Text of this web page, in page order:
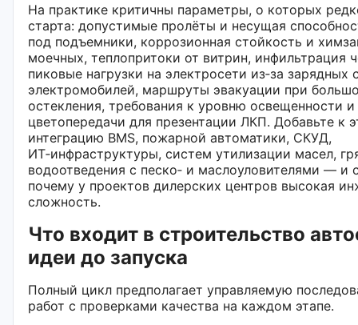
На практике критичны параметры, о которых
старта: допустимые пролёты и несущая
под подъемники, коррозионная стойкость и
моечных, теплопритоки от витрин, инфильтрация
пиковые нагрузки на электросети из‑за зарядных
электромобилей, маршруты эвакуации при
остекления, требования к уровню освещенности
цветопередачи для презентации ЛКП. Добавьте к
интеграцию BMS, пожарной автоматики, СКУД,
ИТ‑инфраструктуры, систем утилизации масел,
водоотведения с песко‑ и маслоуловителями — и
почему у проектов дилерских центров высокая
сложность.
Что входит в строительство
идеи до запуска
Полный цикл предполагает управляемую
работ с проверками качества на каждом этапе.